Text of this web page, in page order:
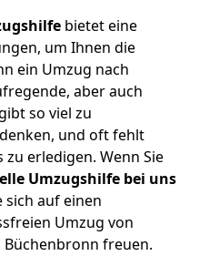
bietet eine
um Ihnen die
ein Umzug nach
aber auch
so viel zu
und oft fehlt
erledigen. Wenn Sie
Umzugshilfe bei uns
sich auf einen
Umzug von
freuen.